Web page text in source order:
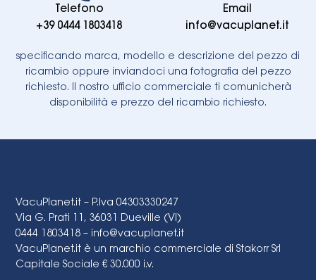
Telefono
+39 0444 1803418
Email
info@vacuplanet.it
specificando marca, modello e descrizione del pezzo di
ricambio oppure inviandoci una fotografia del pezzo
richiesto. Il nostro ufficio commerciale ti comunicherà
disponibilità e prezzo del ricambio richiesto.
VacuPlanet.it – P.Iva 04303330247
Via G. Prati 11, 36031 Dueville (VI)
0444 1803418 – info@vacuplanet.it
VacuPlanet.it è un marchio commerciale di Stakorr Srl
Capitale Sociale € 30.000 i.v.